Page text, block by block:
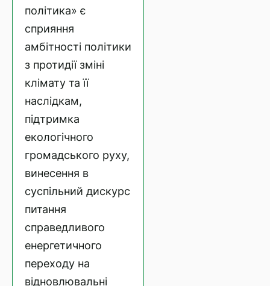
політика» є
сприяння
амбітності політики
з протидії зміні
клімату та її
наслідкам,
підтримка
екологічного
громадського руху,
винесення в
суспільний дискурс
питання
справедливого
енергетичного
переходу на
відновлювальні